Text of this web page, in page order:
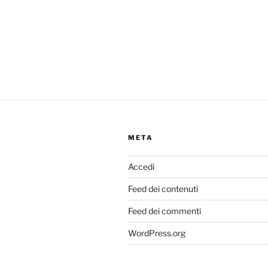
META
Accedi
Feed dei contenuti
Feed dei commenti
WordPress.org